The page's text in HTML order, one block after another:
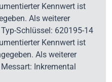
Kennwert ist
Als weiterer
Schlüssel: 620195-14
Kennwert ist
Als weiterer
Inkremental